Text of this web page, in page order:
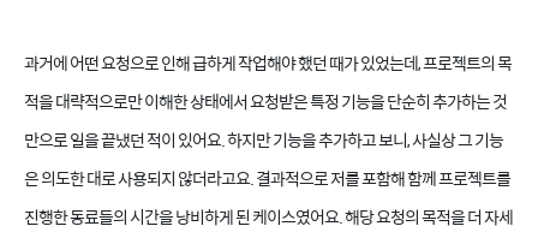
과거에 어떤 요청으로 인해 급하게 작업해야 했던 때가 있었는데, 프로젝트의 목
적을 대략적으로만 이해한 상태에서 요청받은 특정 기능을 단순히 추가하는 것
만으로 일을 끝냈던 적이 있어요. 하지만 기능을 추가하고 보니, 사실상 그 기능
은 의도한 대로 사용되지 않더라고요. 결과적으로 저를 포함해 함께 프로젝트를
진행한 동료들의 시간을 낭비하게 된 케이스였어요. 해당 요청의 목적을 더 자세